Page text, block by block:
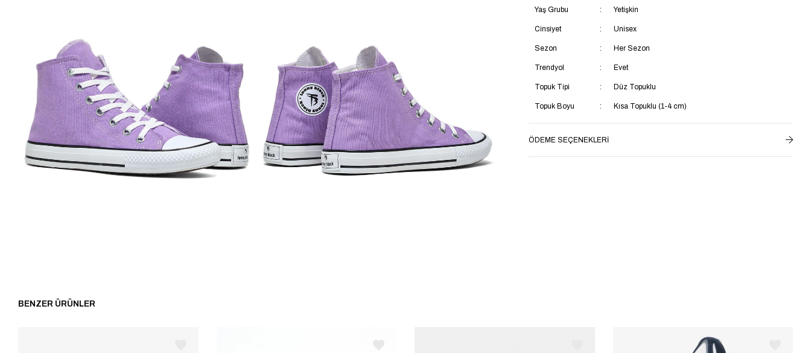
Yaş Grubu Yetişkin
Cinsiyet Unisex
Sezon Her Sezon
Trendyol Evet
Topuk Tipi Düz Topuklu
Topuk Boyu Kısa Topuklu (1-4 cm)
ÖDEME SEÇENEKLERI
BENZER ÜRÜNLER